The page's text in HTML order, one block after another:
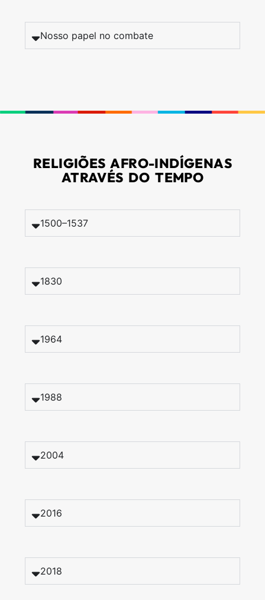
Nosso papel no combate
RELIGIÕES AFRO-INDÍGENAS
ATRAVÉS DO TEMPO
1500–1537
1830
1964
1988
2004
2016
2018